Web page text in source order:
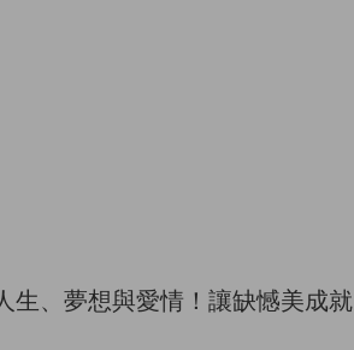
生、夢想與愛情！讓缺憾美成就